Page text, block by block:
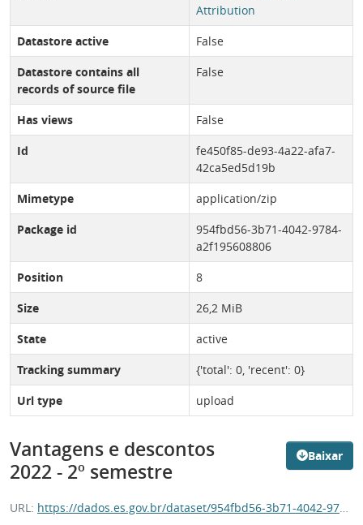
Baixar
Vantagens e descontos
2022 - 2º semestre
URL: https://dados.es.gov.br/dataset/954fbd56-3b71-4042-9784-a2f195608806/resource/fe450f85-de93-4a22-afa7-42ca5ed5d19b/download/85-de93-4a22-afa7-42ca5ed5d19b
Attribution
Datastore active
False
Datastore contains all
records of source file
False
Has views
False
Id
fe450f85-de93-4a22-afa7-
42ca5ed5d19b
Mimetype
application/zip
Package id
954fbd56-3b71-4042-9784-
a2f195608806
Position
8
Size
26,2 MiB
State
active
Tracking summary
{'total': 0, 'recent': 0}
Url type
upload